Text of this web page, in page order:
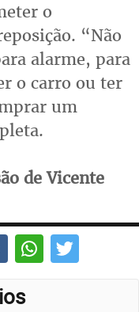
o
“Não
alarme, para
o carro ou ter
um
de Vicente